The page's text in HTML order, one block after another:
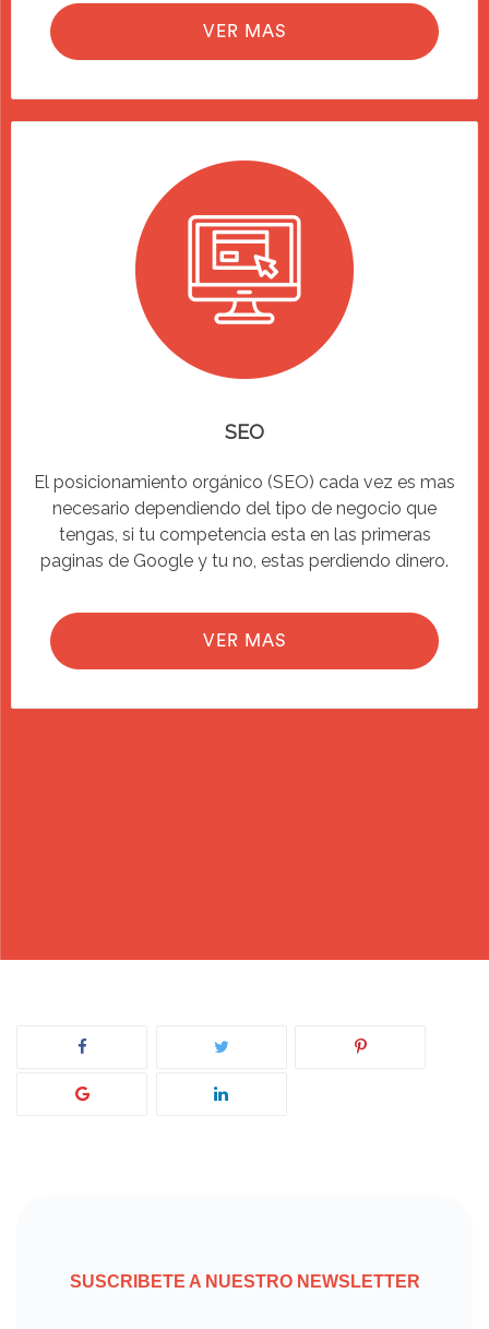
VER MAS
SEO
El posicionamiento orgánico (SEO) cada vez es mas
necesario dependiendo del tipo de negocio que
tengas, si tu competencia esta en las primeras
paginas de Google y tu no, estas perdiendo dinero.
VER MAS
SUSCRIBETE A NUESTRO NEWSLETTER